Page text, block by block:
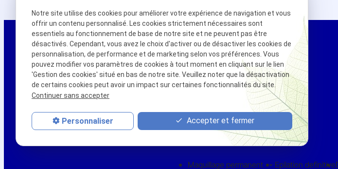
Je vous accompagne
Téléphone
01 84 20 18 21
Maquillage permanent Epilation definitive
Notre site utilise des cookies pour améliorer votre expérience de navigation et vous
offrir un contenu personnalisé. Les cookies strictement nécessaires sont
essentiels au fonctionnement de base de notre site et ne peuvent pas être
désactivés. Cependant, vous avez le choix d'activer ou de désactiver les cookies de
personnalisation, de performance et de marketing selon vos préférences. Vous
pouvez modifier vos paramètres de cookies à tout moment en cliquant sur le lien
'Gestion des cookies' situé en bas de notre site. Veuillez noter que la désactivation
de certains cookies peut avoir un impact sur certaines fonctionnalités du site.
Continuer sans accepter
Personnaliser Accepter et fermer